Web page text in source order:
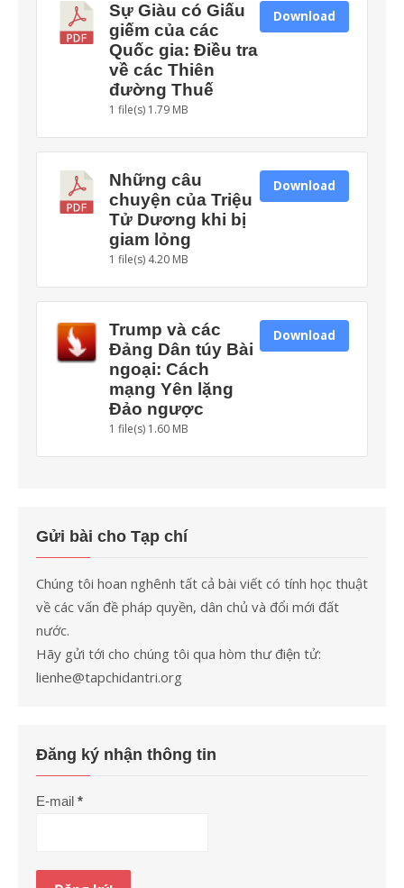
Sự Giàu có Giấu
giếm của các
Quốc gia: Điều tra
về các Thiên
đường Thuế
1 file(s) 1.79 MB
Download
Những câu
chuyện của Triệu
Tử Dương khi bị
giam lỏng
1 file(s) 4.20 MB
Download
Trump và các
Đảng Dân túy Bài
ngoại: Cách
mạng Yên lặng
Đảo ngược
1 file(s) 1.60 MB
Download
Gửi bài cho Tạp chí
Chúng tôi hoan nghênh tất cả bài viết có tính học thuật
về các vấn đề pháp quyền, dân chủ và đổi mới đất
nước.
Hãy gửi tới cho chúng tôi qua hòm thư điện tử:
lienhe@tapchidantri.org
Đăng ký nhận thông tin
E-mail *